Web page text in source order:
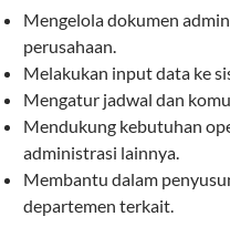
Mengelola dokumen
perusahaan.
Melakukan input data ke
Mengatur jadwal dan
Mendukung kebutuhan
administrasi lainnya.
Membantu dalam
departemen terkait.